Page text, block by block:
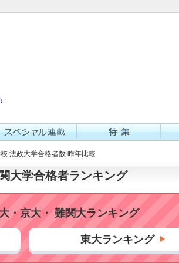
法政大学合格者数 昨年比較
大学合格者ランキング
・京大・ 難関大ランキング
東大ランキング